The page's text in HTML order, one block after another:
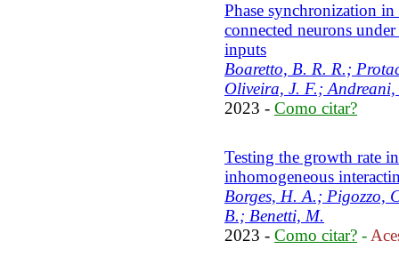
Phase synchronization
connected neurons
inputs
Boaretto, B. R. R.;
Oliveira, J. F.;
2023 - Como citar?
Testing the growth rate
inhomogeneous
Borges, H. A.; Pigozzo,
B.; Benetti, M.
2023 - Como citar? -